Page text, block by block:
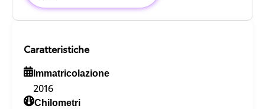
Caratteristiche
Immatricolazione
2016
Chilometri